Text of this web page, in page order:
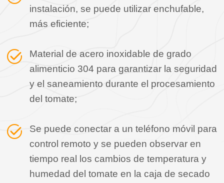
instalación, se puede utilizar enchufable,
más eficiente;
Material de acero inoxidable de grado
alimenticio 304 para garantizar la seguridad
y el saneamiento durante el procesamiento
del tomate;
Se puede conectar a un teléfono móvil para
control remoto y se pueden observar en
tiempo real los cambios de temperatura y
humedad del tomate en la caja de secado